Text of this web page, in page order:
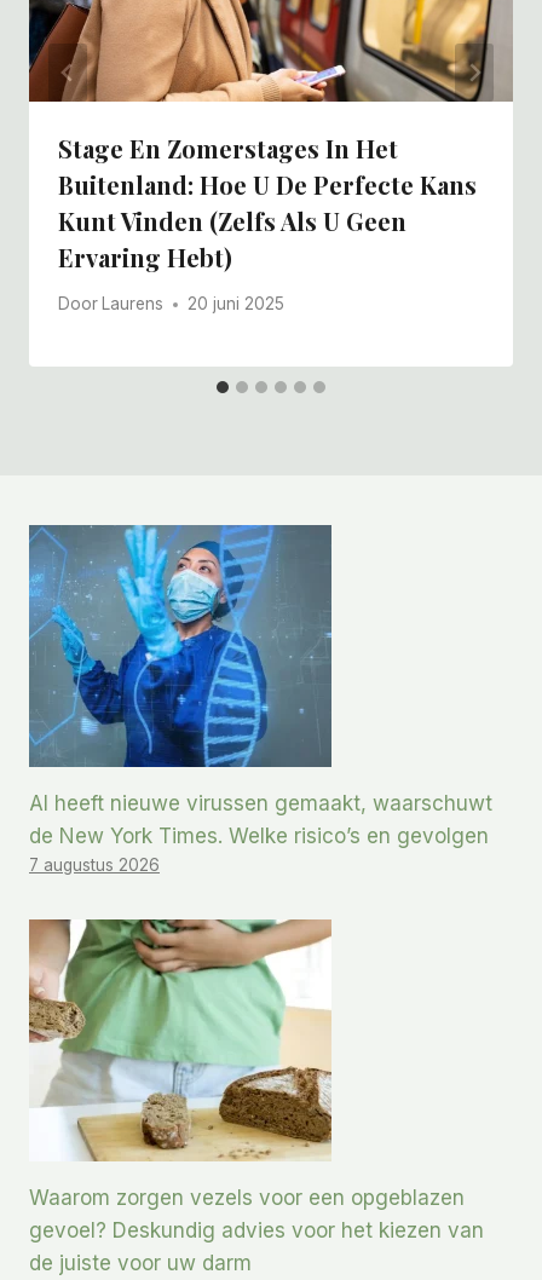
Stage En Zomerstages In Het
Buitenland: Hoe U De Perfecte Kans
Kunt Vinden (zelfs Als U Geen
Ervaring Hebt)
Door Laurens 20 juni 2025
AI heeft nieuwe virussen gemaakt, waarschuwt
de New York Times. Welke risico’s en gevolgen
7 augustus 2026
Waarom zorgen vezels voor een opgeblazen
gevoel? Deskundig advies voor het kiezen van
de juiste voor uw darm